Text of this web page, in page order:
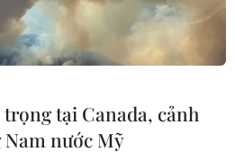
tại Canada, cảnh
nước Mỹ